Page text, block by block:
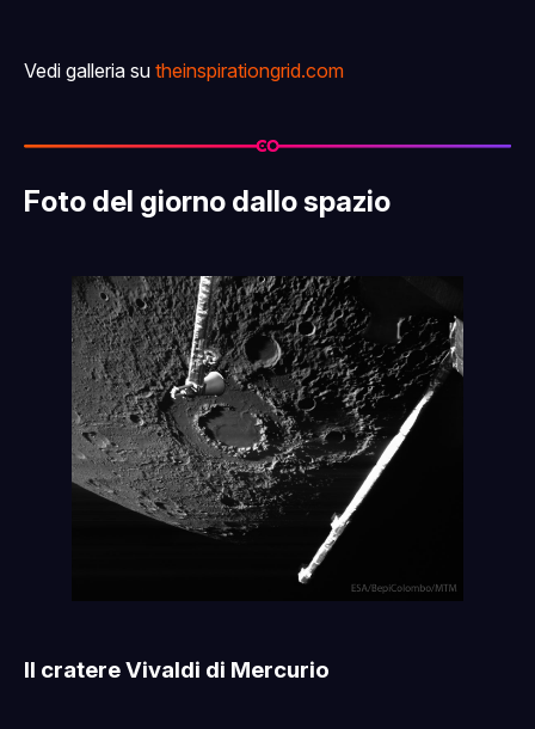
Vedi galleria su theinspirationgrid.com
Foto del giorno dallo spazio
Il cratere Vivaldi di Mercurio